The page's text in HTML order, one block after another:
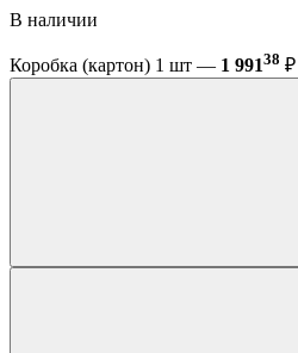
В наличии
Коробка (картон) 1 шт — 1 99138 ₽